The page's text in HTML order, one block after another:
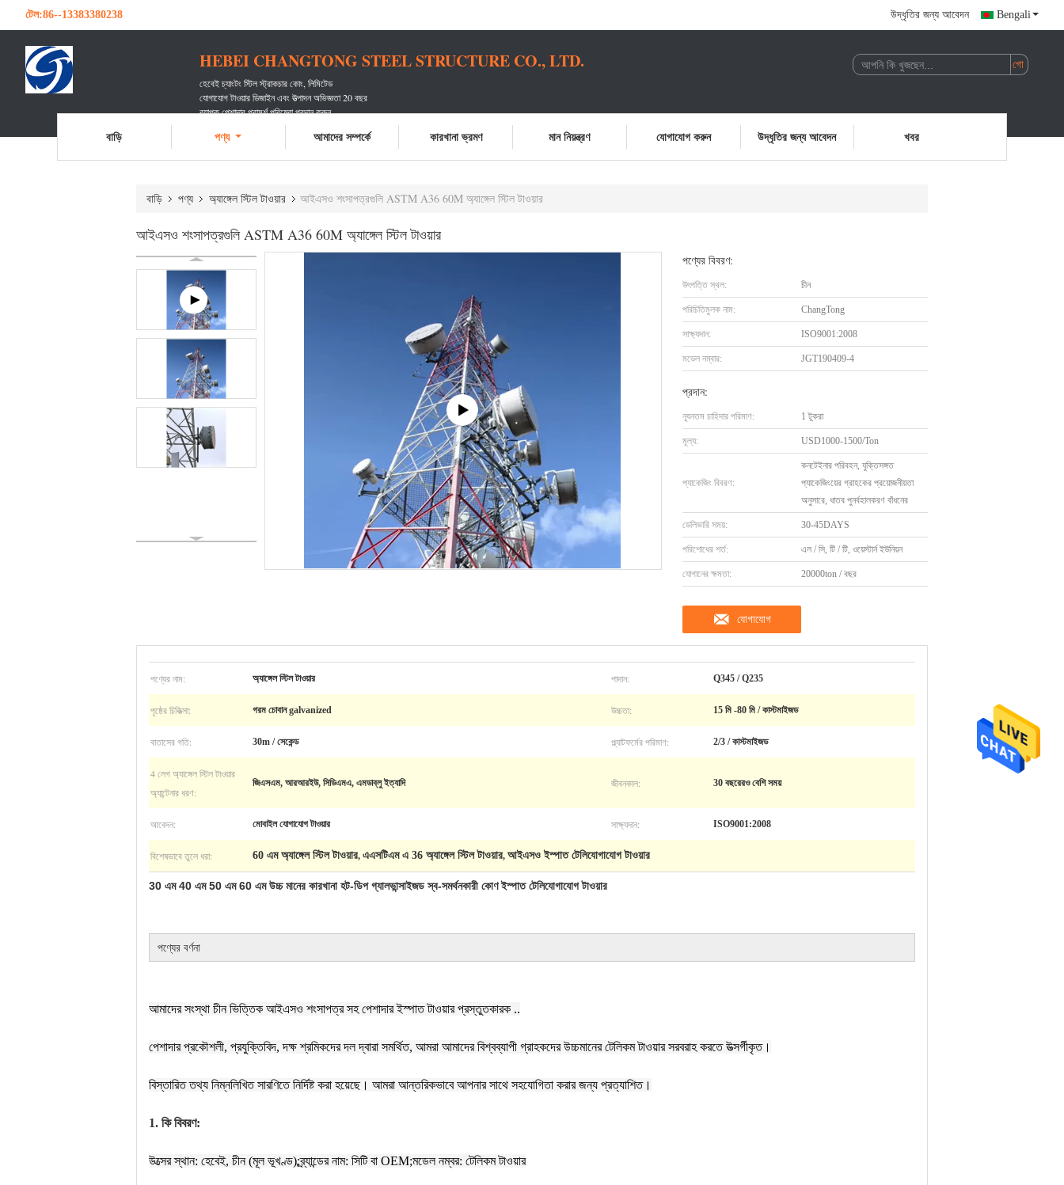
টেল:86--13383380238 উদ্ধৃতির জন্য আবেদন Bengali
HEBEI CHANGTONG STEEL STRUCTURE CO., LTD.
হেবেই চ্যাংটং স্টিল স্ট্রাকচার কোং, লিমিটেড
যোগাযোগ টাওয়ার ডিজাইন এবং উত্পাদন অভিজ্ঞতা 20 বছর
ব্যাপক পেশাদার পরামর্শ পরিষেবা প্রদান করুন
অগণিত যোগাযোগ বাহককে পরিবেশন করেছেন
বাড়ি পণ্য আমাদের সম্পর্কে কারখানা ভ্রমণ মান নিয়ন্ত্রণ যোগাযোগ করুন উদ্ধৃতির জন্য আবেদন খবর
বাড়ি পণ্য অ্যাঙ্গেল স্টিল টাওয়ার আইএসও শংসাপত্রগুলি ASTM A36 60M অ্যাঙ্গেল স্টিল টাওয়ার
আইএসও শংসাপত্রগুলি ASTM A36 60M অ্যাঙ্গেল স্টিল টাওয়ার
পণ্যের বিবরণ:
উৎপত্তি স্থল: চীন
পরিচিতিমুলক নাম: ChangTong
সাক্ষ্যদান: ISO9001:2008
মডেল নম্বার: JGT190409-4
প্রদান:
ন্যূনতম চাহিদার পরিমাণ: 1 টুকরা
মূল্য: USD1000-1500/Ton
প্যাকেজিং বিবরণ:
কনটেইনার পরিবহন, যুক্তিসঙ্গত
প্যাকেজিংয়ের গ্রাহকের প্রয়োজনীয়তা
অনুসারে, ধাতব পুনর্বহালকরণ বাঁধনের
ডেলিভারি সময়: 30-45DAYS
পরিশোধের শর্ত: এল / সি, টি / টি, ওয়েস্টার্ন ইউনিয়ন
যোগানের ক্ষমতা: 20000ton / বছর
যোগাযোগ
পণ্যের নাম: অ্যাঙ্গেল স্টিল টাওয়ার পাদান: Q345 / Q235
পৃষ্ঠের চিকিত্সা: গরম চোবান galvanized উচ্চতা: 15 মি -80 মি / কাস্টমাইজড
বাতাসের গতি: 30m / সেকেন্ড প্ল্যাটফর্মের পরিমাণ: 2/3 / কাস্টমাইজড
4 লেগ অ্যাঙ্গেল স্টিল টাওয়ার
অ্যান্টেনার ধরণ:
জিএসএম, আরআরইউ, সিডিএমএ, এমডাব্লু ইত্যাদি জীবনকাল: 30 বছরেরও বেশি সময়
আবেদন: মোবাইল যোগাযোগ টাওয়ার সাক্ষ্যদান: ISO9001:2008
বিশেষভাবে তুলে ধরা: 60 এম অ্যাঙ্গেল স্টিল টাওয়ার, এএসটিএম এ 36 অ্যাঙ্গেল স্টিল টাওয়ার, আইএসও ইস্পাত টেলিযোগাযোগ টাওয়ার
30 এম 40 এম 50 এম 60 এম উচ্চ মানের কারখানা হট-ডিপ গ্যালভান্সাইজড স্ব-সমর্থনকারী কোণ ইস্পাত টেলিযোগাযোগ টাওয়ার
পণ্যের বর্ণনা
আমাদের সংস্থা চীন ভিত্তিক আইএসও শংসাপত্র সহ পেশাদার ইস্পাত টাওয়ার প্রস্তুতকারক ..
পেশাদার প্রকৌশলী, প্রযুক্তিবিদ, দক্ষ শ্রমিকদের দল দ্বারা সমর্থিত, আমরা আমাদের বিশ্বব্যাপী গ্রাহকদের উচ্চমানের টেলিকম টাওয়ার সরবরাহ করতে উত্সর্গীকৃত।
বিস্তারিত তথ্য নিম্নলিখিত সারণিতে নির্দিষ্ট করা হয়েছে। আমরা আন্তরিকভাবে আপনার সাথে সহযোগিতা করার জন্য প্রত্যাশিত।
1. কি বিবরণ:
উত্সের স্থান: হেবেই, চীন (মূল ভূখণ্ড);ব্র্যান্ডের নাম: সিটি বা OEM;মডেল নম্বর: টেলিকম টাওয়ার